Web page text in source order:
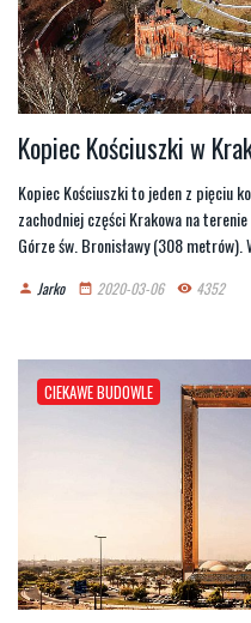
Kopiec Kościuszki w
Kopiec Kościuszki to jeden z pięciu
zachodniej części Krakowa na
Górze św. Bronisławy (308 metrów).
person Jarko date_range 2020-03-06 remove_red_eye 4352
CIEKAWE BUDOWLE